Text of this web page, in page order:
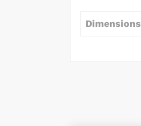
Dimensions